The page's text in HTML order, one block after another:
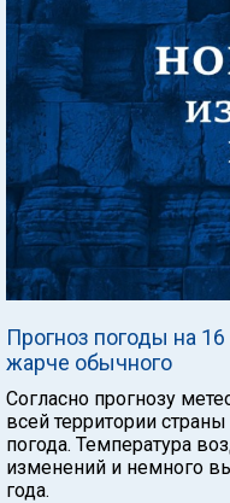
Прогноз погоды на
жарче обычного
Согласно прогнозу
всей территории
погода. Температура
изменений и немного
года.